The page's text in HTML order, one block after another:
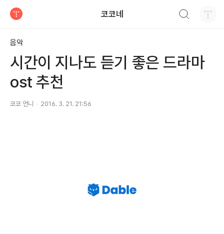
코코네
음악
시간이 지나도 듣기 좋은 드라마
ost 추천
코코 언니 2016. 3. 21. 21:56